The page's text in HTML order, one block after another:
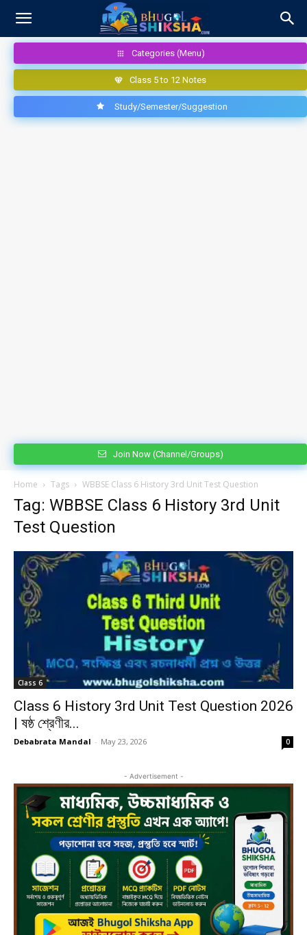
Categories (Menu)
Class 5 to 12 Notes
Study/Semester/Suggestion
Join Now (Channel/Groups)
Home Tags WBBSE Class 6 History 3rd Unit Test Question
Tag: WBBSE Class 6 History 3rd Unit
Test Question
Class 6
Class 6 History 3rd Unit Test Question 2026
| ষষ্ঠ শ্রেণীর...
Debabrata Mandal - May 23, 2026 0
- Advertisement -